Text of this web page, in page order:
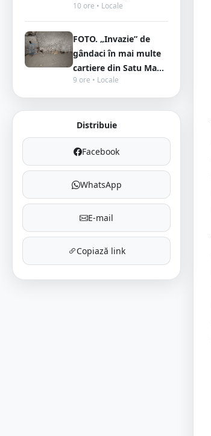
10 ore • Locale
FOTO. „Invazie” de
gândaci în mai multe
cartiere din Satu Ma...
9 ore • Locale
Distribuie
Facebook
WhatsApp
E-mail
Copiază link